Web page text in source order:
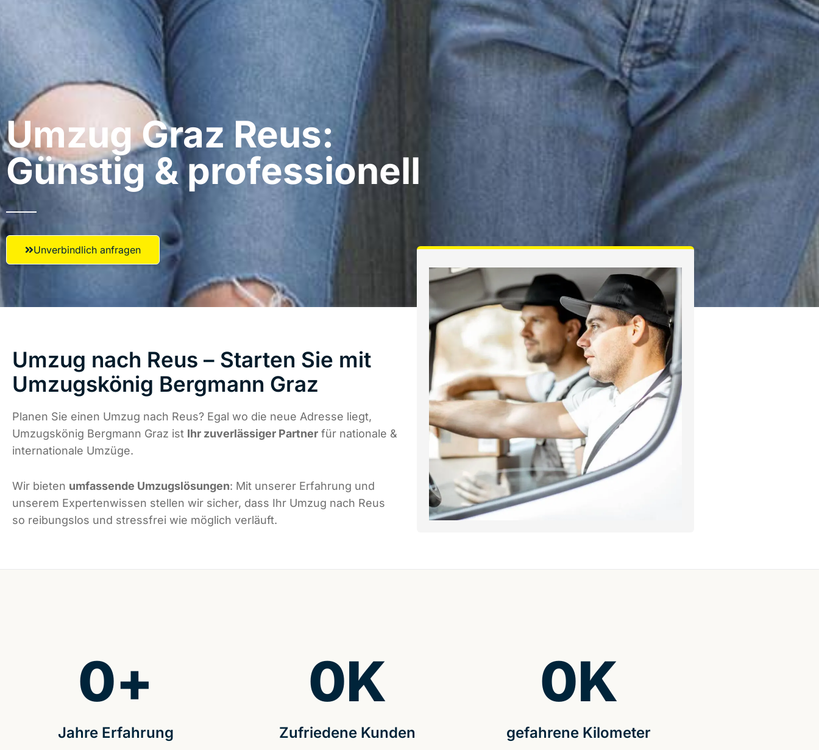
Umzug Graz​ Reus:
Günstig & professionell​
Unverbindlich anfragen
Umzug nach Reus – Starten Sie mit
Umzugskönig Bergmann Graz
Planen Sie einen Umzug nach Reus? Egal wo die neue Adresse liegt,
Umzugskönig Bergmann Graz ist Ihr zuverlässiger Partner für nationale &
internationale Umzüge.
Wir bieten umfassende Umzugslösungen: Mit unserer Erfahrung und
unserem Expertenwissen stellen wir sicher, dass Ihr Umzug nach Reus
so reibungslos und stressfrei wie möglich verläuft.
Jahre Erfahrung
0+
Zufriedene Kunden
0K
gefahrene Kilometer
0K